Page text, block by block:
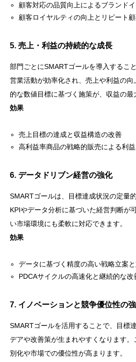
顧客対応の品質向上によるブランド
顧客ロイヤルティの向上とリピート
5. 売上・利益の持続的な成長
部門ごとにSMARTゴールを導入するこ
営業活動が効率化され、売上や利益の
的な数値目標に基づく施策が、収益の最
効果
売上目標の達成と収益構造の改善
高利益率商品の戦略的販売による利
6. データドリブン経営の強化
SMARTゴールは、目標達成状況の定量
KPIやデータ分析に基づいた経営判断が
い市場環境にも柔軟に対応できます。
効果
データに基づく精度の高い戦略立案
PDCAサイクルの高速化と継続的な改
7. イノベーションと競争優位性の
SMARTゴールを活用することで、目標
デアや改善策が生まれやすくなります
別化や市場での優位性が高まります。